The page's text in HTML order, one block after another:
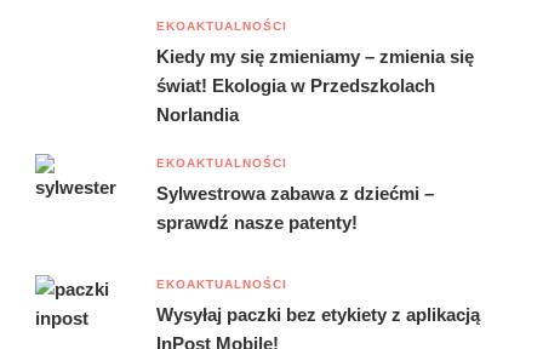
EKOAKTUALNOŚCI
Kiedy my się zmieniamy – zmienia się
świat! Ekologia w Przedszkolach
Norlandia
EKOAKTUALNOŚCI
Sylwestrowa zabawa z dziećmi –
sprawdź nasze patenty!
EKOAKTUALNOŚCI
Wysyłaj paczki bez etykiety z aplikacją
InPost Mobile!